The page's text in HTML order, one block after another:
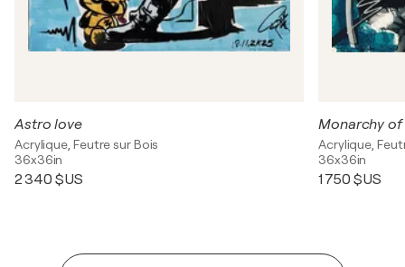
Astro love
Acrylique, Feutre sur Bois
36x36in
2 340 $US
Monarchy of
Acrylique,
36x36in
1 750 $US